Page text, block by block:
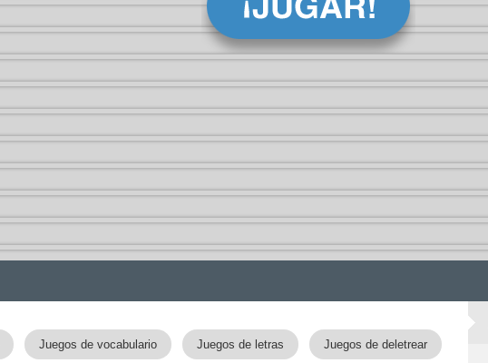
Juegos de vocabulario Juegos de letras Juegos de deletrear